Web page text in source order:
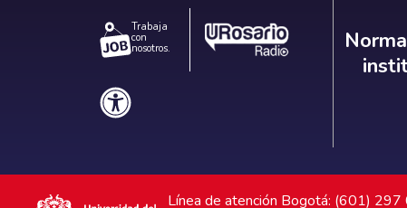
Trabaja
con
nosotros.
Línea de atención Bogotá: (601)